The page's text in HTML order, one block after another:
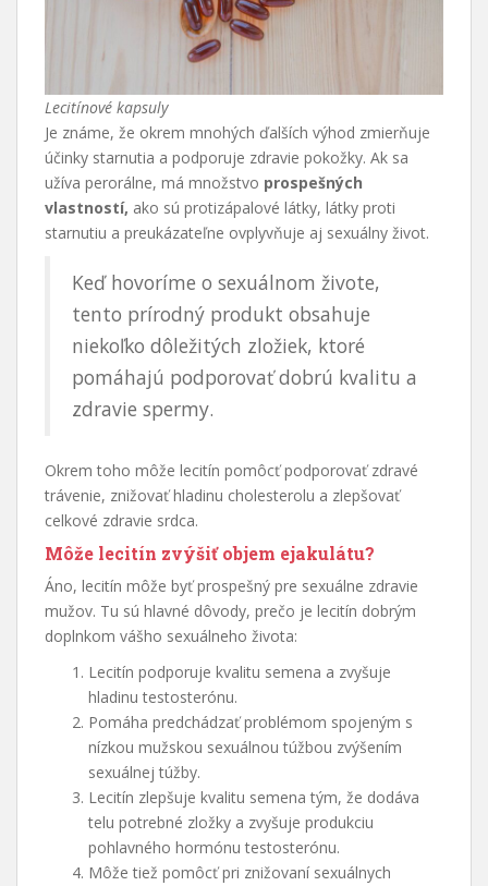
Lecitínové kapsuly
Je známe, že okrem mnohých ďalších výhod zmierňuje
účinky starnutia a podporuje zdravie pokožky. Ak sa
užíva perorálne, má množstvo prospešných
vlastností, ako sú protizápalové látky, látky proti
starnutiu a preukázateľne ovplyvňuje aj sexuálny život.
Keď hovoríme o sexuálnom živote,
tento prírodný produkt obsahuje
niekoľko dôležitých zložiek, ktoré
pomáhajú podporovať dobrú kvalitu a
zdravie spermy.
Okrem toho môže lecitín pomôcť podporovať zdravé
trávenie, znižovať hladinu cholesterolu a zlepšovať
celkové zdravie srdca.
Môže lecitín zvýšiť objem ejakulátu?
Áno, lecitín môže byť prospešný pre sexuálne zdravie
mužov. Tu sú hlavné dôvody, prečo je lecitín dobrým
doplnkom vášho sexuálneho života:
Lecitín podporuje kvalitu semena a zvyšuje
hladinu testosterónu.
Pomáha predchádzať problémom spojeným s
nízkou mužskou sexuálnou túžbou zvýšením
sexuálnej túžby.
Lecitín zlepšuje kvalitu semena tým, že dodáva
telu potrebné zložky a zvyšuje produkciu
pohlavného hormónu testosterónu.
Môže tiež pomôcť pri znižovaní sexuálnych